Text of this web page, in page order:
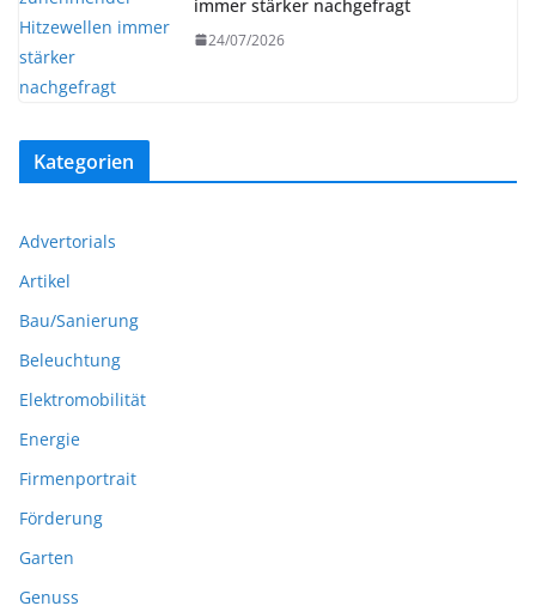
immer stärker nachgefragt
24/07/2026
Kategorien
Advertorials
Artikel
Bau/Sanierung
Beleuchtung
Elektromobilität
Energie
Firmenportrait
Förderung
Garten
Genuss